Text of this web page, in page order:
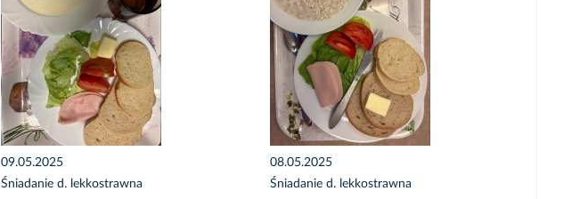
09.05.2025
Śniadanie d. lekkostrawna
08.05.2025
Śniadanie d. lekkostrawna